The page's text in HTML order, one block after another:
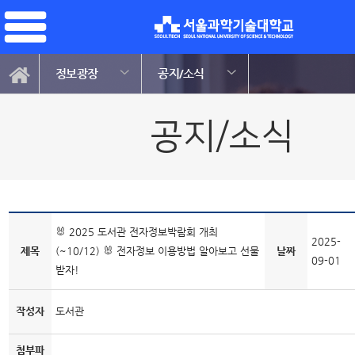
정보광장 공지/소식
공지/소식
제목
🐰 2025 도서관 전자정보박람회 개최
(~10/12) 🐰 전자정보 이용방법 알아보고 선물
받자!
날짜
2025-
09-01
작성자 도서관
첨부파